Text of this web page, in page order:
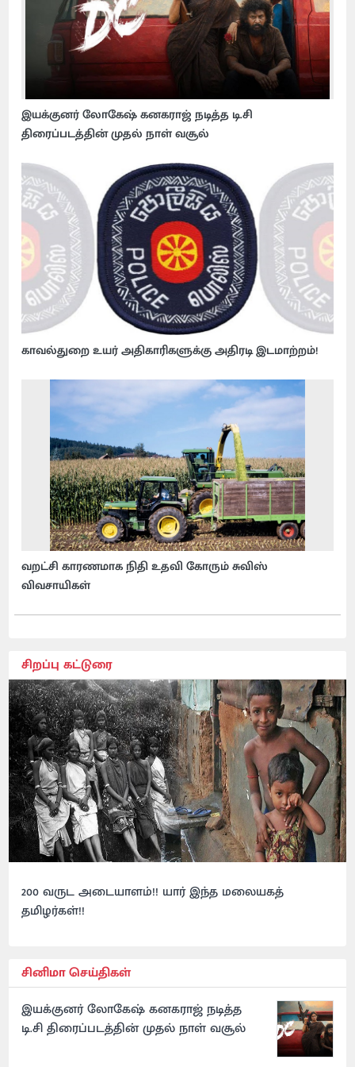
இயக்குனர் லோகேஷ் கனகராஜ் நடித்த டி.சி
திரைப்படத்தின் முதல் நாள் வசூல்
காவல்துறை உயர் அதிகாரிகளுக்கு அதிரடி இடமாற்றம்!
வறட்சி காரணமாக நிதி உதவி கோரும் சுவிஸ்
விவசாயிகள்
சிறப்பு கட்டுரை
200 வருட அடையாளம்!! யார் இந்த மலையகத்
தமிழர்கள்!!
சினிமா செய்திகள்
இயக்குனர் லோகேஷ் கனகராஜ் நடித்த
டி.சி திரைப்படத்தின் முதல் நாள் வசூல்